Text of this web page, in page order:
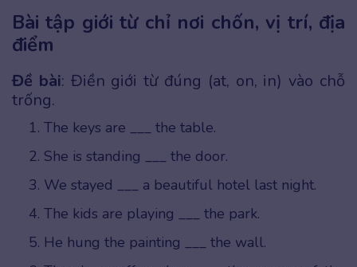
Bài tập giới từ chỉ nơi chốn, vị trí, địa
điểm
Đề bài: Điền giới từ đúng (at, on, in) vào chỗ
trống.
The keys are ___ the table.
She is standing ___ the door.
We stayed ___ a beautiful hotel last night.
The kids are playing ___ the park.
He hung the painting ___ the wall.